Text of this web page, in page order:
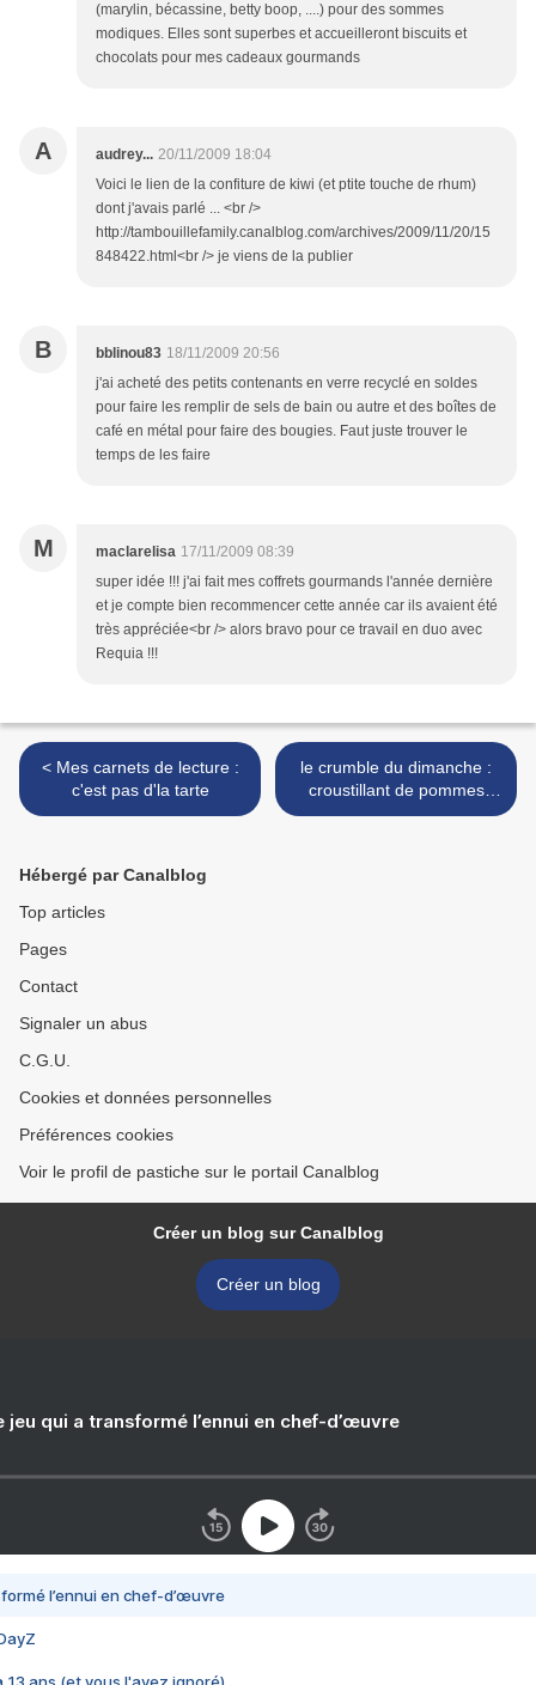
(marylin, bécassine, betty boop, ....) pour des sommes
modiques. Elles sont superbes et accueilleront biscuits et
chocolats pour mes cadeaux gourmands
A audrey... 20/11/2009 18:04
Voici le lien de la confiture de kiwi (et ptite touche de rhum)
dont j'avais parlé ... <br />
http://tambouillefamily.canalblog.com/archives/2009/11/20/15
848422.html<br /> je viens de la publier
B bblinou83 18/11/2009 20:56
j'ai acheté des petits contenants en verre recyclé en soldes
pour faire les remplir de sels de bain ou autre et des boîtes de
café en métal pour faire des bougies. Faut juste trouver le
temps de les faire
M maclarelisa 17/11/2009 08:39
super idée !!! j'ai fait mes coffrets gourmands l'année dernière
et je compte bien recommencer cette année car ils avaient été
très appréciée<br /> alors bravo pour ce travail en duo avec
Requia !!!
< Mes carnets de lecture :
c'est pas d'la tarte
le crumble du dimanche :
croustillant de pommes
cacaoté >
Hébergé par Canalblog
Top articles
Pages
Contact
Signaler un abus
C.G.U.
Cookies et données personnelles
Préférences cookies
Voir le profil de pastiche sur le portail Canalblog
Créer un blog sur Canalblog
Créer un blog
jeu qui a transformé l’ennui en chef-d’œuvre
l’ennui en chef-d’œuvre